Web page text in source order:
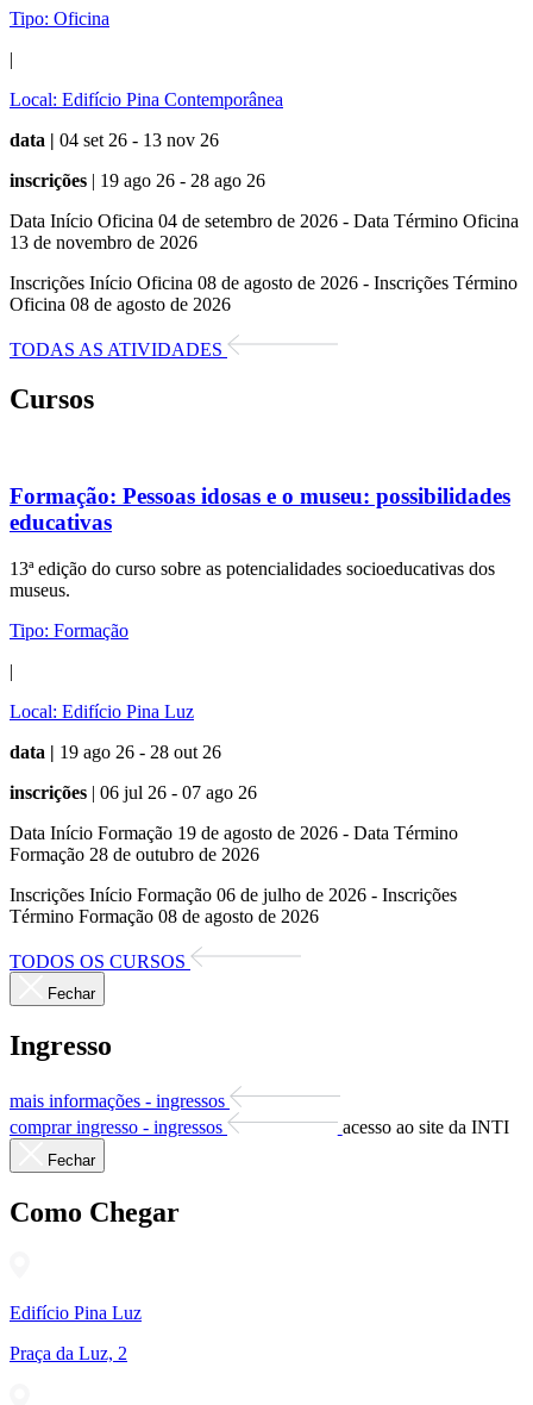
Tipo: Oficina
|
Local: Edifício Pina Contemporânea
data | 04 set 26 - 13 nov 26
inscrições | 19 ago 26 - 28 ago 26
Data Início Oficina 04 de setembro de 2026 - Data Término Oficina
13 de novembro de 2026
Inscrições Início Oficina 08 de agosto de 2026 - Inscrições Término
Oficina 08 de agosto de 2026
TODAS AS ATIVIDADES
Cursos
Formação: Pessoas idosas e o museu: possibilidades
educativas
13ª edição do curso sobre as potencialidades socioeducativas dos
museus.
Tipo: Formação
|
Local: Edifício Pina Luz
data | 19 ago 26 - 28 out 26
inscrições | 06 jul 26 - 07 ago 26
Data Início Formação 19 de agosto de 2026 - Data Término
Formação 28 de outubro de 2026
Inscrições Início Formação 06 de julho de 2026 - Inscrições
Término Formação 08 de agosto de 2026
TODOS OS CURSOS
Fechar
Ingresso
mais informações - ingressos
comprar ingresso - ingressos
acesso ao site da INTI
Fechar
Como Chegar
Edifício Pina Luz
Praça da Luz, 2